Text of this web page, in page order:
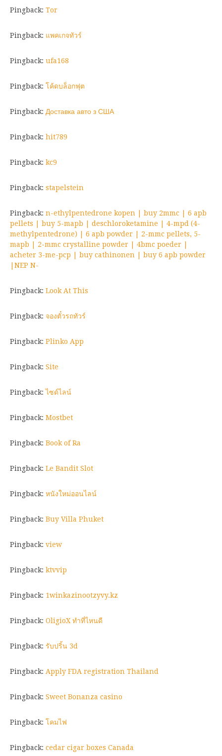
Pingback: Tor
Pingback: แพคเกจทัวร์
Pingback: ufa168
Pingback: โค้ดบล็อกฟุต
Pingback: Доставка авто з США
Pingback: hit789
Pingback: kc9
Pingback: stapelstein
Pingback: n-ethylpentedrone kopen | buy 2mmc | 6 apb
pellets | buy 5-mapb | deschloroketamine | 4-mpd (4-
methylpentedrone) | 6 apb powder | 2-mmc pellets, 5-
mapb | 2-mmc crystalline powder | 4bmc poeder |
acheter 3-me-pcp | buy cathinonen | buy 6 apb powder
|NEP N-
Pingback: Look At This
Pingback: จองตั๋วรถทัวร์
Pingback: Plinko App
Pingback: Site
Pingback:ไซด์ไลน์
Pingback: Mostbet
Pingback: Book of Ra
Pingback: Le Bandit Slot
Pingback: หนังใหม่ออนไลน์
Pingback: Buy Villa Phuket
Pingback: view
Pingback: ktvvip
Pingback: 1winkazinootzyvy.kz
Pingback: OligioX ทำที่ไหนดี
Pingback: รับปริ้น 3d
Pingback: Apply FDA registration Thailand
Pingback: Sweet Bonanza casino
Pingback: โคมไฟ
Pingback: cedar cigar boxes Canada